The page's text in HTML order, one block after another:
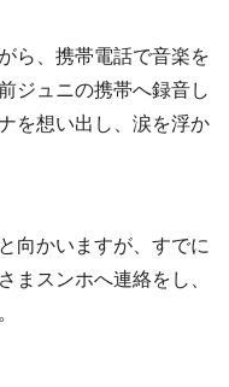
ら、携帯電話で音楽を
ジュニの携帯へ録音し
を想い出し、涙を浮か
向かいますが、すでに
まスンホへ連絡をし、